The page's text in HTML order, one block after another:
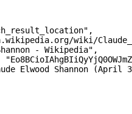
,
wiki/
- Wikipedia" ,
Elwood Shannon